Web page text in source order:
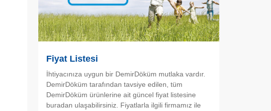
Fiyat Listesi
İhtiyacınıza uygun bir DemirDöküm mutlaka vardır.
DemirDöküm tarafından tavsiye edilen, tüm
DemirDöküm ürünlerine ait güncel fiyat listesine
buradan ulaşabilirsiniz. Fiyatlarla ilgili firmamız ile